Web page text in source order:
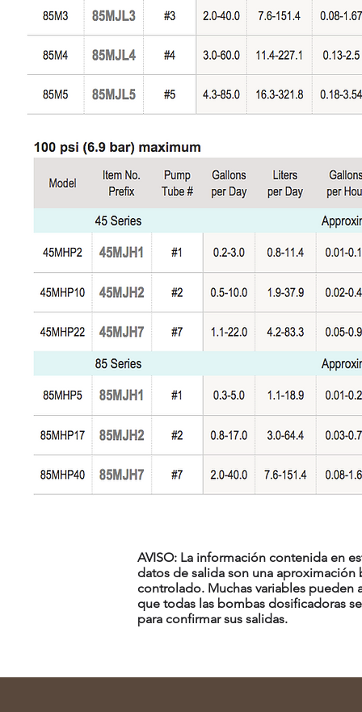
AVISO: La información contenida en
datos de salida son una
controlado. Muchas variables pueden
que todas las bombas dosificadoras
para confirmar sus salidas.